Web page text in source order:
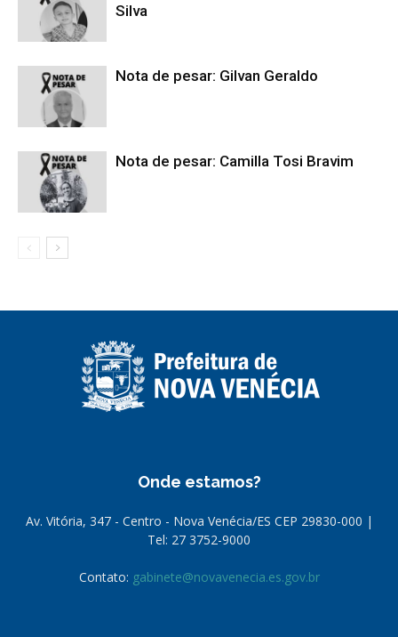
Silva
Nota de pesar: Gilvan Geraldo
Nota de pesar: Camilla Tosi Bravim
Onde estamos?
Av. Vitória, 347 - Centro - Nova Venécia/ES CEP 29830-000 |
Tel: 27 3752-9000
Contato: gabinete@novavenecia.es.gov.br